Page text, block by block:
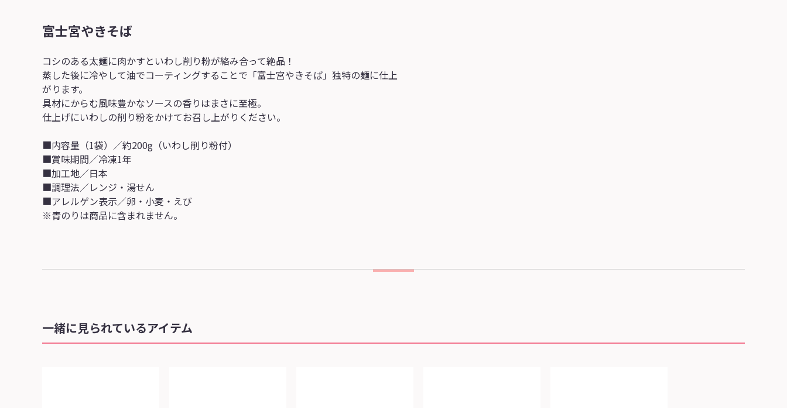
富士宮やきそば
コシのある太麺に肉かすといわし削り粉が絡み合って絶品！
蒸した後に冷やして油でコーティングすることで「富士宮やきそば」独特の麺に仕上
がります。
具材にからむ風味豊かなソースの香りはまさに至極。
仕上げにいわしの削り粉をかけてお召し上がりください。
■内容量（1袋）／約200g（いわし削り粉付）
■賞味期間／冷凍1年
■加工地／日本
■調理法／レンジ・湯せん
■アレルゲン表示／卵・小麦・えび
※青のりは商品に含まれません。
一緒に見られているアイテム